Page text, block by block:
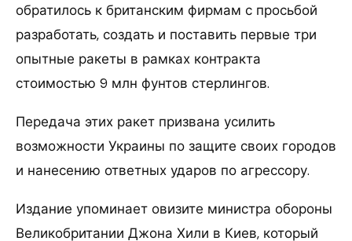
обратилось к британским фирмам с просьбой
разработать, создать и поставить первые три
опытные ракеты в рамках контракта
стоимостью 9 млн фунтов стерлингов.
Передача этих ракет призвана усилить
возможности Украины по защите своих городов
и нанесению ответных ударов по агрессору.
Издание упоминает овизите министра обороны
Великобритании Джона Хили в Киев, который